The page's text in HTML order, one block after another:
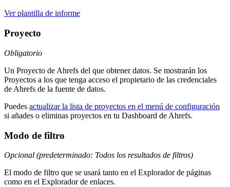
Ver plantilla de informe
Proyecto
Obligatorio
Un Proyecto de Ahrefs del que obtener datos. Se mostrarán los
Proyectos a los que tenga acceso el propietario de las credenciales
de Ahrefs de la fuente de datos.
Puedes actualizar la lista de proyectos en el menú de configuración
si añades o eliminas proyectos en tu Dashboard de Ahrefs.
Modo de filtro
Opcional (predeterminado: Todos los resultados de filtros)
El modo de filtro que se usará tanto en el Explorador de páginas
como en el Explorador de enlaces.